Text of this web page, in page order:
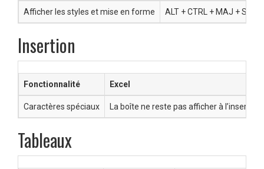
Afficher les styles et mise en forme ALT + CTRL + MAJ + S
Insertion
Fonctionnalité Excel
Caractères spéciaux La boîte ne reste pas afficher à
Tableaux